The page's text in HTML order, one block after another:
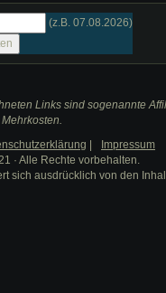
(z.B. 07.08.2026)
Links sind sogenannte
Impressum
· Alle Rechte vorbehalten.
sich ausdrücklich von den